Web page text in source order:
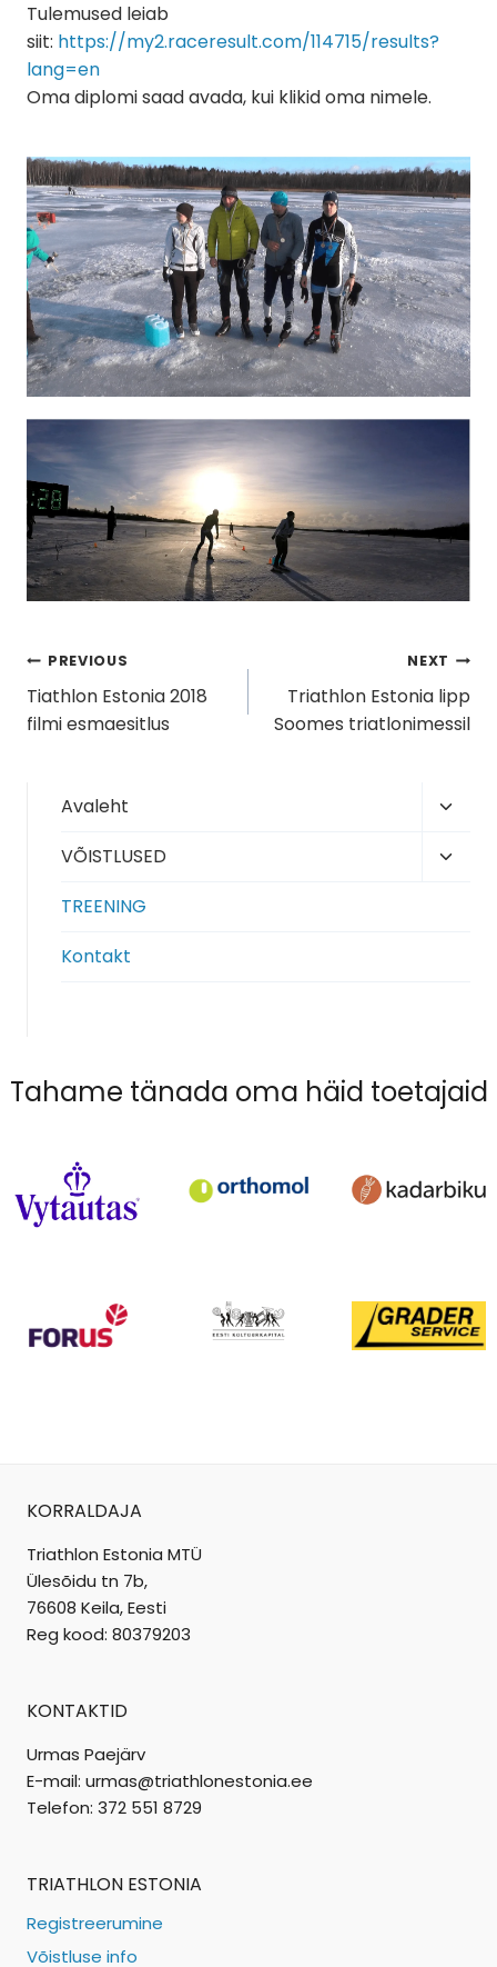
Tulemused leiab
siit: https://my2.raceresult.com/114715/results?
lang=en
Oma diplomi saad avada, kui klikid oma nimele.
Navigeerimine
PREVIOUS
Tiathlon Estonia 2018
filmi esmaesitlus
NEXT
Triathlon Estonia lipp
Soomes triatlonimessil
Avaleht
menu
VÕISTLUSED
TREENING
Kontakt
Tahame tänada oma häid toetajaid
KORRALDAJA
Triathlon Estonia MTÜ
Ülesõidu tn 7b,
76608 Keila, Eesti
Reg kood: 80379203
KONTAKTID
Urmas Paejärv
E-mail: urmas@triathlonestonia.ee
Telefon: 372 551 8729
TRIATHLON ESTONIA
Registreerumine
Võistluse info